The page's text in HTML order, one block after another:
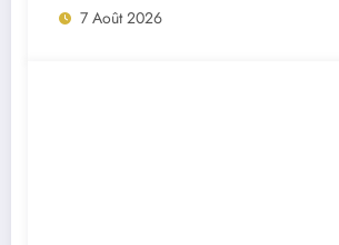
7 Août 2026